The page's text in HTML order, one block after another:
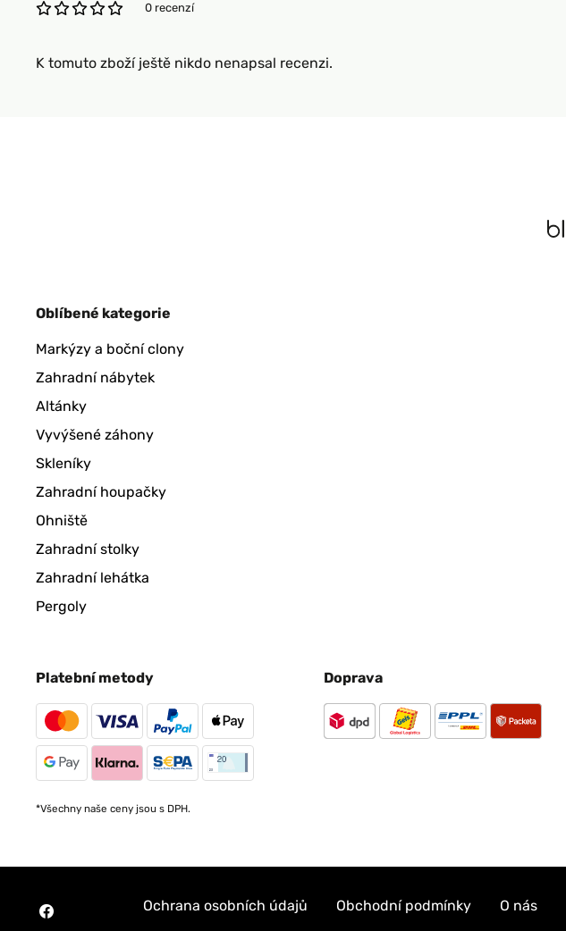
0 recenzí
K tomuto zboží ještě nikdo nenapsal recenzi.
Oblíbené kategorie
Markýzy a boční clony
Zahradní nábytek
Altánky
Vyvýšené záhony
Skleníky
Zahradní houpačky
Ohniště
Zahradní stolky
Zahradní lehátka
Pergoly
Platební metody
*Všechny naše ceny jsou s DPH.
Doprava
Ochrana osobních údajů Obchodní podmínky O nás